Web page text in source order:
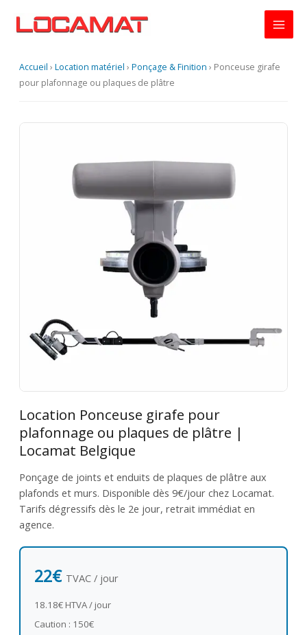
Accueil › Location matériel › Ponçage & Finition › Ponceuse girafe
pour plafonnage ou plaques de plâtre
Location Ponceuse girafe pour
plafonnage ou plaques de plâtre |
Locamat Belgique
Ponçage de joints et enduits de plaques de plâtre aux
plafonds et murs. Disponible dès 9€/jour chez Locamat.
Tarifs dégressifs dès le 2e jour, retrait immédiat en
agence.
22€ TVAC / jour
18.18€ HTVA / jour
Caution : 150€